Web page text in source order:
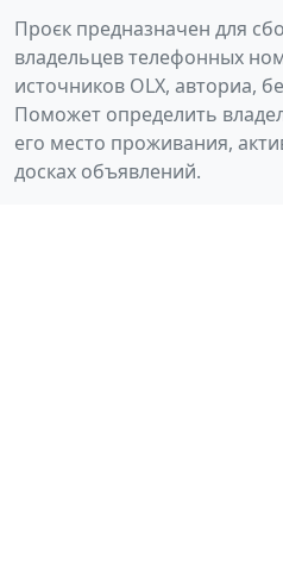
Проєк предназначен для
владельцев телефонных
источников OLX, авториа,
Поможет определить
его место проживания,
досках объявлений.